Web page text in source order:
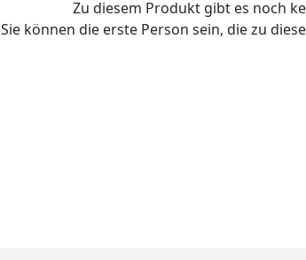
Zu diesem Produkt gibt es noch
Sie können die erste Person sein, die zu